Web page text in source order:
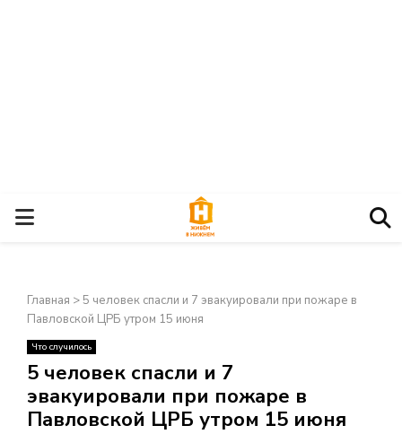
О
Н
О
В
Главная >5 человек спасли и 7 эвакуировали при пожаре в
Павловской ЦРБ утром 15 июня
Что случилось
5 человек спасли и 7
эвакуировали при пожаре в
Павловской ЦРБ утром 15 июня